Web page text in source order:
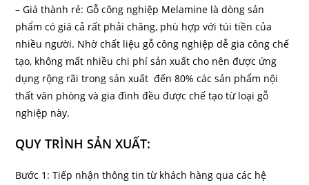
– Giá thành rẻ: Gỗ công nghiệp Melamine là dòng sản
phẩm có giá cả rất phải chăng, phù hợp với túi tiền của
nhiều người. Nhờ chất liệu gỗ công nghiệp dễ gia công chế
tạo, không mất nhiều chi phí sản xuất cho nên được ứng
dụng rộng rãi trong sản xuất đến 80% các sản phẩm nội
thất văn phòng và gia đình đều được chế tạo từ loại gỗ
nghiệp này.
QUY TRÌNH SẢN XUẤT:
Bước 1: Tiếp nhận thông tin từ khách hàng qua các hệ